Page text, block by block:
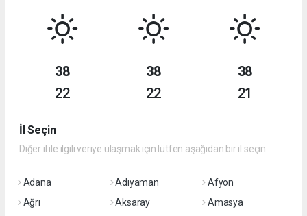
38
22
38
22
38
21
İl Seçin
Diğer il ile ilgili veriye ulaşmak için lütfen aşağıdan bir il seçin
Adana Adıyaman
Afyon
Ağrı
Aksaray
Amasya